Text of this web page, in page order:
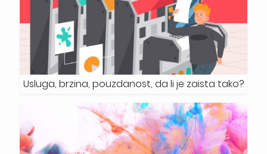
Usluga, brzina, pouzdanost, da li je zaista tako?